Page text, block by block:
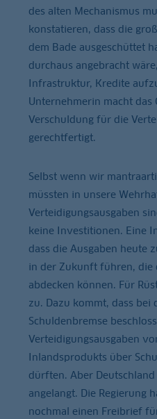
des alten Mechanismus
konstatieren, dass die
dem Bade ausgeschüttet
durchaus angebracht
Infrastruktur, Kredite
Unternehmerin macht das
Verschuldung für die
gerechtfertigt.
Selbst wenn wir
müssten in unsere
Verteidigungsausgaben
keine Investitionen. Eine
dass die Ausgaben heute
in der Zukunft führen, die
abdecken können. Für
zu. Dazu kommt, dass bei
Schuldenbremse
Verteidigungsausgaben
Inlandsprodukts über
dürften. Aber Deutschland
angelangt. Die Regierung
nochmal einen Freibrief